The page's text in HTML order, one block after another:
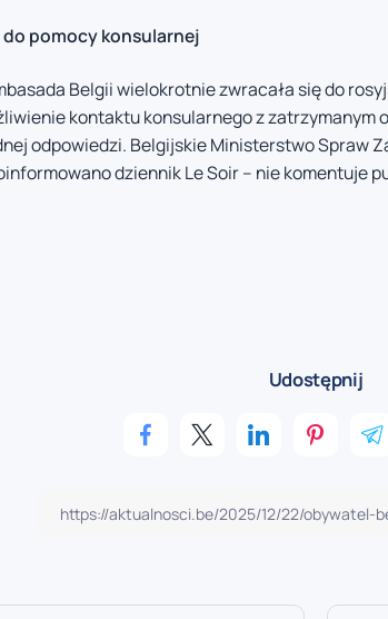
pomocy konsularnej
Belgii wielokrotnie zwracała się do
kontaktu konsularnego z zatrzymanym
odpowiedzi. Belgijskie Ministerstwo Spraw
dziennik Le Soir – nie komentuje
Udostępnij